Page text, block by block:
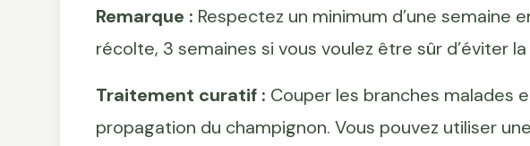
Remarque : Respectez un minimum d’une
récolte, 3 semaines si vous voulez être sûr d’éviter
Traitement curatif : Couper les branches malades
propagation du champignon. Vous pouvez utiliser